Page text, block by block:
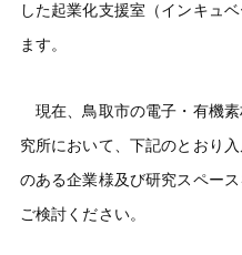
した起業化支援室（インキュ
ます。
現在、鳥取市の電子・有機
究所において、下記のとおり
のある企業様及び研究スペー
ご検討ください。